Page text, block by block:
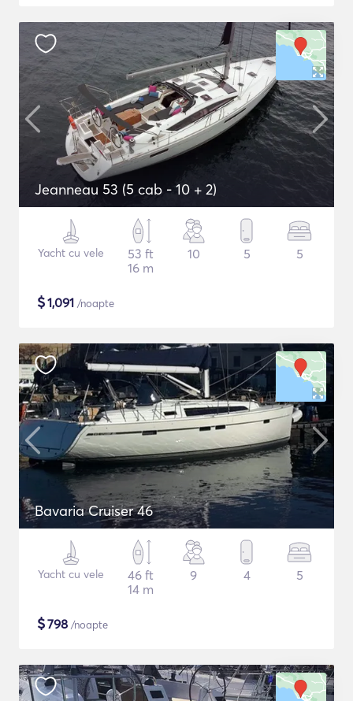
Jeanneau 53 (5 cab - 10 + 2)
Yacht cu vele
53 ft
16 m
10 5 5
$1,091 /noapte
Bavaria Cruiser 46
Yacht cu vele
46 ft
14 m
9 4 5
$798 /noapte